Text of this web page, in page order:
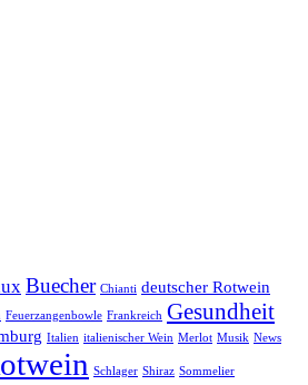
Buecher Chianti deutscher Rotwein
Feuerzangenbowle Frankreich Gesundheit
Italien italienischer Wein Merlot Musik News
Schlager Shiraz Sommelier